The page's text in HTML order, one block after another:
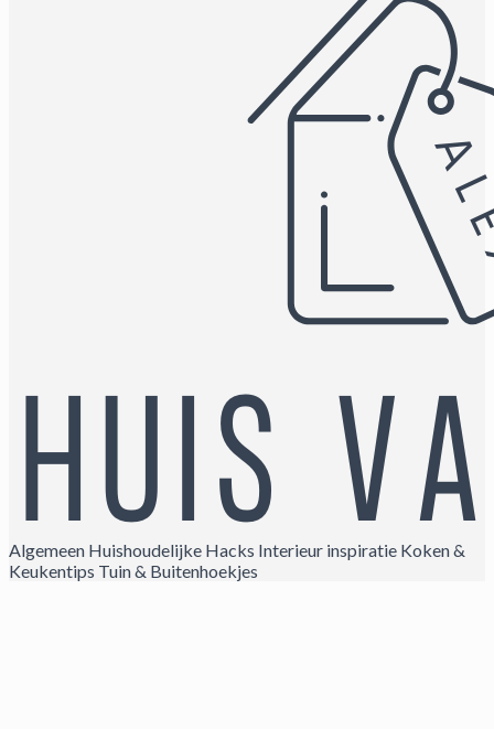
Algemeen Huishoudelijke Hacks Interieur inspiratie Koken &
Keukentips Tuin & Buitenhoekjes